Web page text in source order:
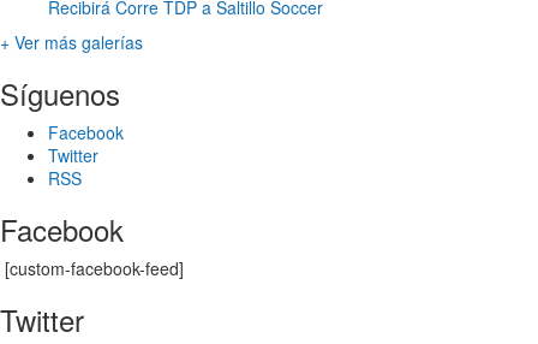
Recibirá Corre TDP a Saltillo Soccer
+ Ver más galerías
Síguenos
Facebook
Twitter
RSS
Facebook
[custom-facebook-feed]
Twitter